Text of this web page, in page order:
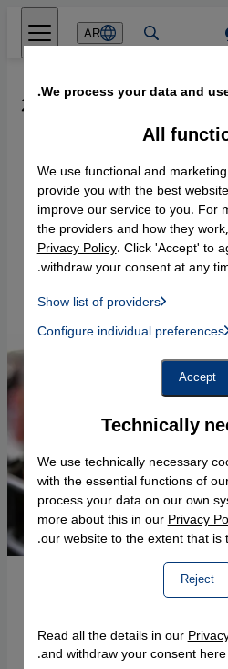
AR
مذاق فلسطين في بيرة تُصدَّر لِـ 14 دولة ·
24.03.2019
حلال
لليهود
عربي
توجد بيرة حلال وأخرى
الفلسطينية
We process your data and
Technically
We use technically necessary
with the essential functions of
process your data on our own
more about this in ourPrivacy
our website to the extent that is
Reject
All
We use functional and
provide you with the best
improve our service to you. For
the providers and how they
Privacy Policy. Click 'Accept' to
withdraw your consent at any
Show list of providers
Instagram Embed, Twitter
Facebook Embed /
Configure individual preferences
Accept
Read all the details in our
and withdraw your consent